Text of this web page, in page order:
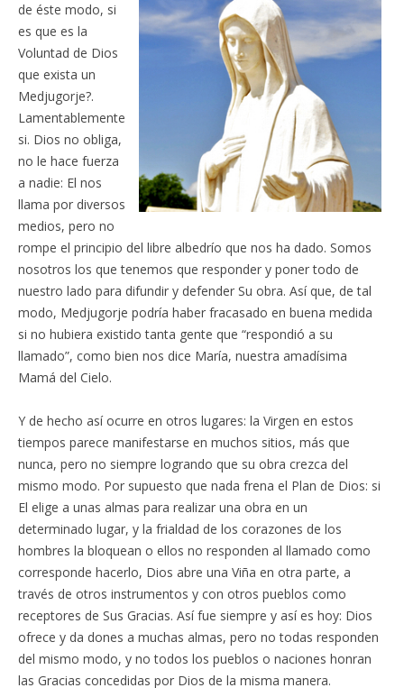
de éste modo, si
es que es la
Voluntad de Dios
que exista un
Medjugorje?.
Lamentablemente
si. Dios no obliga,
no le hace fuerza
a nadie: El nos
llama por diversos
medios, pero no
rompe el principio del libre albedrío que nos ha dado. Somos
nosotros los que tenemos que responder y poner todo de
nuestro lado para difundir y defender Su obra. Así que, de tal
modo, Medjugorje podría haber fracasado en buena medida
si no hubiera existido tanta gente que “respondió a su
llamado”, como bien nos dice María, nuestra amadísima
Mamá del Cielo.
Y de hecho así ocurre en otros lugares: la Virgen en estos
tiempos parece manifestarse en muchos sitios, más que
nunca, pero no siempre logrando que su obra crezca del
mismo modo. Por supuesto que nada frena el Plan de Dios: si
El elige a unas almas para realizar una obra en un
determinado lugar, y la frialdad de los corazones de los
hombres la bloquean o ellos no responden al llamado como
corresponde hacerlo, Dios abre una Viña en otra parte, a
través de otros instrumentos y con otros pueblos como
receptores de Sus Gracias. Así fue siempre y así es hoy: Dios
ofrece y da dones a muchas almas, pero no todas responden
del mismo modo, y no todos los pueblos o naciones honran
las Gracias concedidas por Dios de la misma manera.